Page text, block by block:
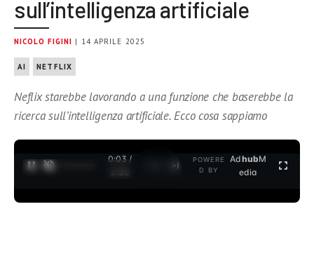
sull’intelligenza artificiale
NICOLO FIGINI | 14 APRILE 2025
AI NETFLIX
Neflix starebbe lavorando a una funzione che baserebbe la
ricerca sull’intelligenza artificiale. Ecco cosa sappiamo
0:04 /
3:35
POWERE
D BY
AdhubM
edia